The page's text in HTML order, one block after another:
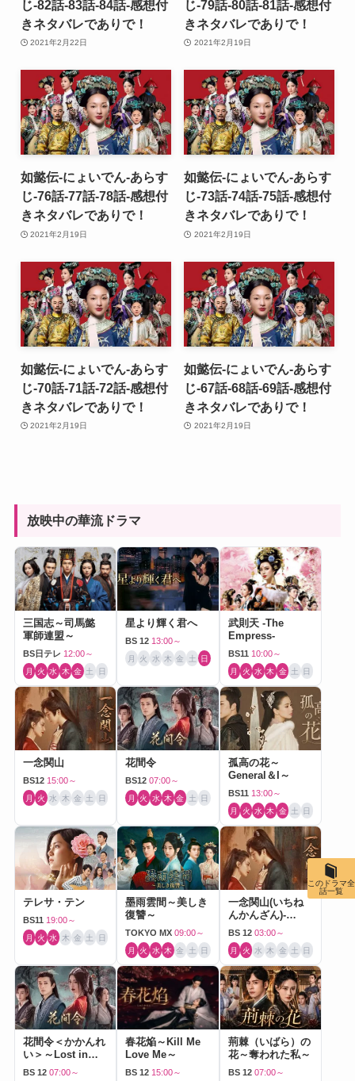
じ-82話-83話-84話-感想付
きネタバレでありで！
2021年2月22日
じ-79話-80話-81話-感想付
きネタバレでありで！
2021年2月19日
如懿伝-にょいでん-あらす
じ-76話-77話-78話-感想付
きネタバレでありで！
2021年2月19日
如懿伝-にょいでん-あらす
じ-73話-74話-75話-感想付
きネタバレでありで！
2021年2月19日
如懿伝-にょいでん-あらす
じ-70話-71話-72話-感想付
きネタバレでありで！
2021年2月19日
如懿伝-にょいでん-あらす
じ-67話-68話-69話-感想付
きネタバレでありで！
2021年2月19日
放映中の華流ドラマ
三国志～司馬懿
軍師連盟～
BS日テレ 12:00～
月 火 水 木 金 土 日
星より輝く君へ
BS 12 13:00～
月 火 水 木 金 土 日
武則天 -The
Empress-
BS11 10:00～
月 火 水 木 金 土 日
一念関山
BS12 15:00～
月 火 水 木 金 土 日
花間令
BS12 07:00～
月 火 水 木 金 土 日
孤高の花～
General＆I～
BS11 13:00～
月 火 水 木 金 土 日
テレサ・テン
BS11 19:00～
月 火 水 木 金 土 日
墨雨雲間～美しき
復讐～
TOKYO MX 09:00～
月 火 水 木 金 土 日
一念関山(いちね
んかんざん)-
Journey to Love-
BS 12 03:00～
月 火 水 木 金 土 日
花間令＜かかんれ
い＞～Lost in
Love～
BS 12 07:00～
春花焔～Kill Me
Love Me～
BS 12 15:00～
荊棘（いばら）の
花～奪われた私～
BS 12 07:00～
このドラマ全
話一覧